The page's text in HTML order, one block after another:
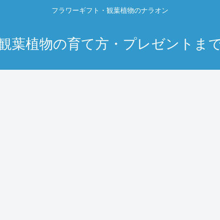
フラワーギフト・観葉植物のナラオン
葉植物の育て方・プレゼントま